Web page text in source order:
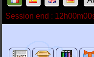
Session end :